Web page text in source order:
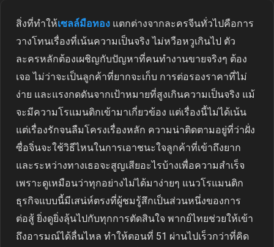
สิ่งที่ทำให้เซลล์มือทอง แตกต่างจากละครจีนทั่วไปคือการ
วางโทนเรื่องที่เน้นความเป็นจริง ไม่หวือหวูเกินไป ตัว
ละครหลักต้องเผชิญกับปัญหาที่คนทำงานขายจริงๆ ต้อง
เจอ ไม่ว่าจะเป็นลูกค้าที่ยากจะเก็บ การต่อรองราคาที่ไม่
ง่าย และแรงกดดันจากเป้าหมายที่สูงเกินความเป็นจริง แม้
จะมีความโรแมนติกเข้ามาเกี่ยวข้อง แต่เรื่องนี้ไม่ได้เน้น
แต่เรื่องรักจนลืมโครงเรื่องหลัก ความน่าติดตามอยู่ที่ว่าฝั่ง
ซื่อจิ่นจะใช้วิธีไหนในการเอาชนะใจลูกค้าที่เข้าถึงยาก
และระหว่างทางเธอจะสูญเสียอะไรบ้างเพื่อความสำเร็จ
เพราะดูเหมือนว่าทุกอย่างไม่ได้มาง่ายๆ แนวโรแมนติก
ธุรกิจแบบนี้มีเสน่ห์ตรงที่ผู้ชมรู้สึกเป็นส่วนหนึ่งของการ
ต่อสู้ ยิ่งดูยิ่งลุ้นไปกับทุกการตัดสินใจ พากย์ไทยช่วยให้เข้า
ถึงอารมณ์ได้ลื่นไหล ทำให้ตอนที่ 51 ผ่านไปเร็วกว่าที่คิด